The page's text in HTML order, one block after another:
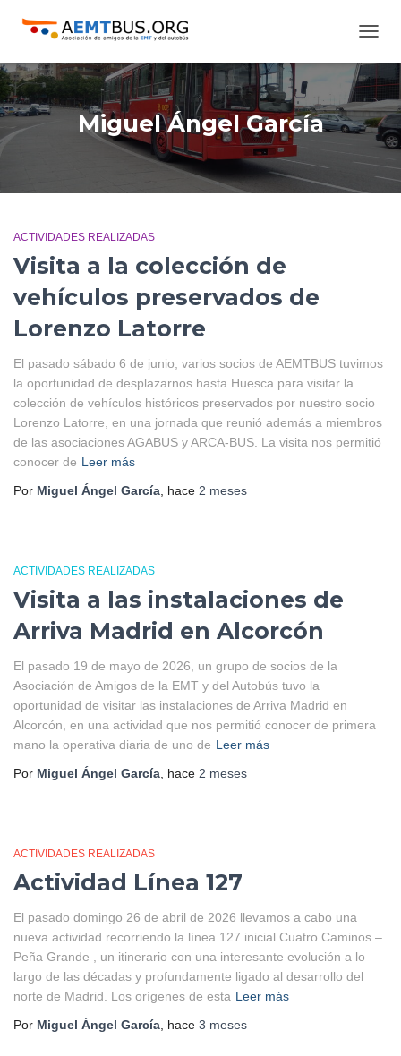
MODO
DE
Miguel Ángel García
ACTIVIDADES REALIZADAS
Visita a la colección de
vehículos preservados de
Lorenzo Latorre
El pasado sábado 6 de junio, varios socios de AEMTBUS tuvimos
la oportunidad de desplazarnos hasta Huesca para visitar la
colección de vehículos históricos preservados por nuestro socio
Lorenzo Latorre, en una jornada que reunió además a miembros
de las asociaciones AGABUS y ARCA-BUS. La visita nos permitió
conocer de Leer más
Por Miguel Ángel García , hace 2 meses
ACTIVIDADES REALIZADAS
Visita a las instalaciones de
Arriva Madrid en Alcorcón
El pasado 19 de mayo de 2026, un grupo de socios de la
Asociación de Amigos de la EMT y del Autobús tuvo la
oportunidad de visitar las instalaciones de Arriva Madrid en
Alcorcón, en una actividad que nos permitió conocer de primera
mano la operativa diaria de uno de Leer más
Por Miguel Ángel García , hace 2 meses
ACTIVIDADES REALIZADAS
Actividad Línea 127
El pasado domingo 26 de abril de 2026 llevamos a cabo una
nueva actividad recorriendo la línea 127 inicial Cuatro Caminos –
Peña Grande , un itinerario con una interesante evolución a lo
largo de las décadas y profundamente ligado al desarrollo del
norte de Madrid. Los orígenes de esta Leer más
Por Miguel Ángel García , hace 3 meses